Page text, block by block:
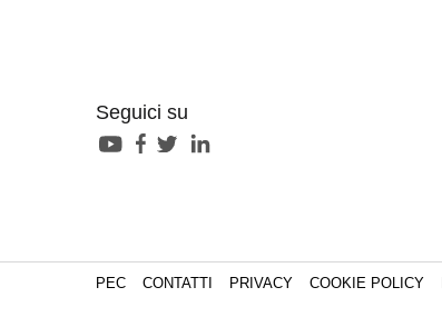
Seguici su
PEC CONTATTI PRIVACY COOKIE POLICY